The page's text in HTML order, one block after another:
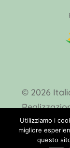
© 2026
Solutions
Utilizziamo i
migliore
questo